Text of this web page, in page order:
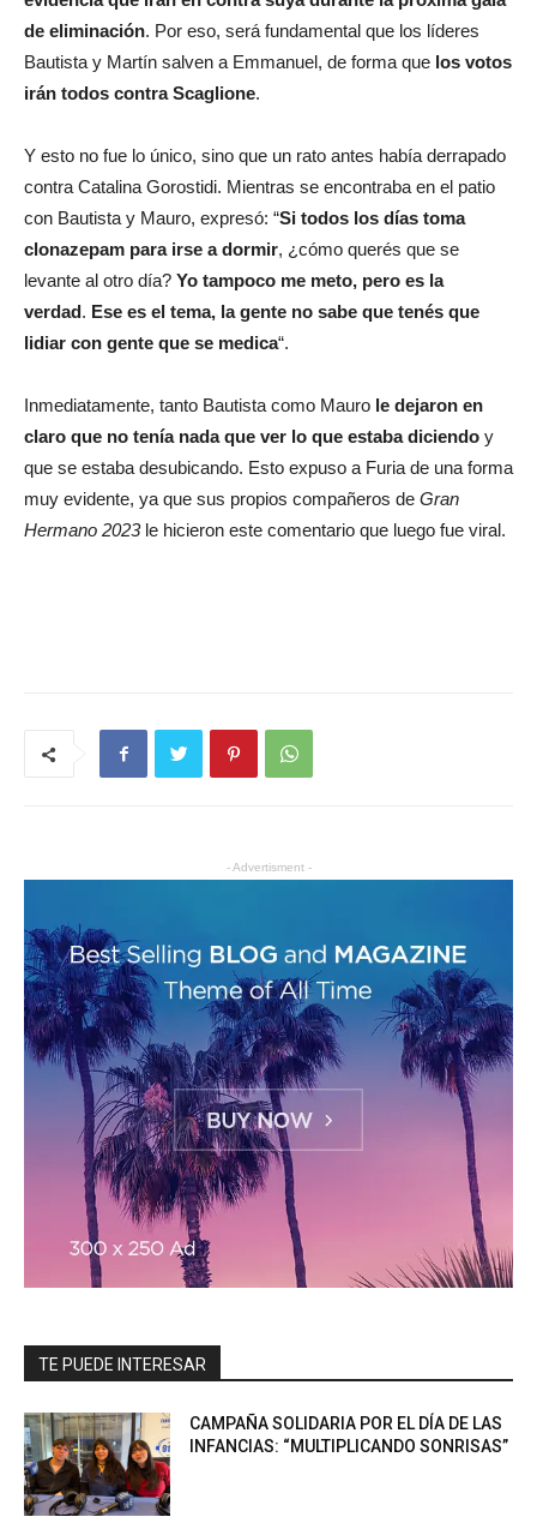
de eliminación. Por eso, será fundamental que los líderes
Bautista y Martín salven a Emmanuel, de forma que los votos
irán todos contra Scaglione.
Y esto no fue lo único, sino que un rato antes había derrapado
contra Catalina Gorostidi. Mientras se encontraba en el patio
con Bautista y Mauro, expresó: “Si todos los días toma
clonazepam para irse a dormir, ¿cómo querés que se
levante al otro día? Yo tampoco me meto, pero es la
verdad. Ese es el tema, la gente no sabe que tenés que
lidiar con gente que se medica“.
Inmediatamente, tanto Bautista como Mauro le dejaron en
claro que no tenía nada que ver lo que estaba diciendo y
que se estaba desubicando. Esto expuso a Furia de una forma
muy evidente, ya que sus propios compañeros de Gran
Hermano 2023le hicieron este comentario que luego fue viral.
- Advertisment -
TE PUEDE INTERESAR
CAMPAÑA SOLIDARIA POR EL DÍA DE LAS
INFANCIAS: “MULTIPLICANDO SONRISAS”